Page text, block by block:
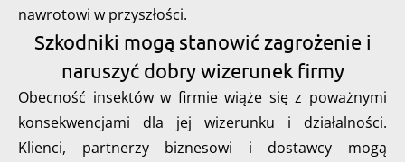
nawrotowi w przyszłości.
Szkodniki mogą stanowić zagrożenie i
naruszyć dobry wizerunek firmy
Obecność insektów w firmie wiąże się z poważnymi
konsekwencjami dla jej wizerunku i działalności.
Klienci, partnerzy biznesowi i dostawcy mogą